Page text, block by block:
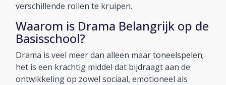
verschillende rollen te kruipen.
Waarom is Drama Belangrijk op de
Basisschool?
Drama is veel meer dan alleen maar toneelspelen;
het is een krachtig middel dat bijdraagt aan de
ontwikkeling op zowel sociaal, emotioneel als